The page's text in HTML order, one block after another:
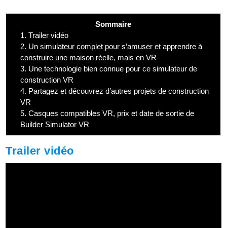
Sommaire
1. Trailer vidéo
2. Un simulateur complet pour s’amuser et apprendre à
construire une maison réelle, mais en VR
3. Une technologie bien connue pour ce simulateur de
construction VR
4. Partagez et découvrez d’autres projets de construction
VR
5. Casques compatibles VR, prix et date de sortie de
Builder Simulator VR
Trailer vidéo